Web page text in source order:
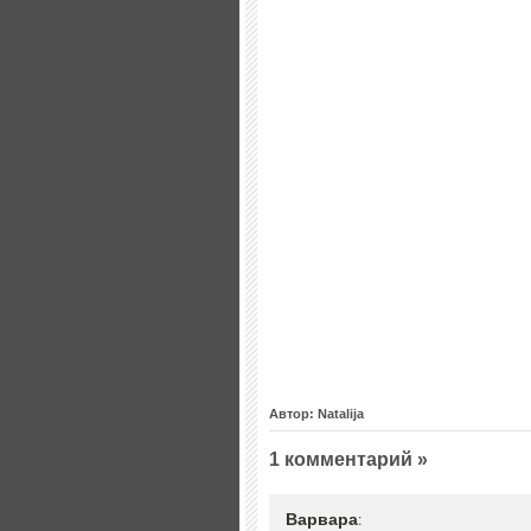
Автор: Natalija
1 комментарий »
Варвара: